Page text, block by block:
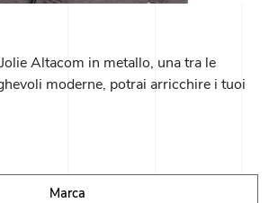
Altacom in metallo, una tra le
moderne, potrai arricchire i tuoi
Marca